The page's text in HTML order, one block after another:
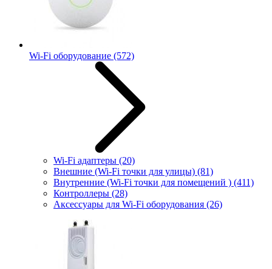
Wi-Fi оборудование (572)
Wi-Fi адаптеры (20)
Внешние (Wi-Fi точки для улицы) (81)
Внутренние (Wi-Fi точки для помещений ) (411)
Контроллеры (28)
Аксессуары для Wi-Fi оборудования (26)